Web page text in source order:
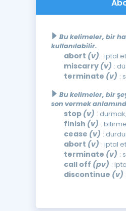
Bu kelimeler, bir
kullanılabilir.
abort (v) : iptal
miscarry (v) :
terminate (v) :
Bu kelimeler, bir
son vermek
stop (v) :
finish (v) :
cease (v) :
abort (v) : iptal
terminate (v) :
call off (pv) :
discontinue (v)